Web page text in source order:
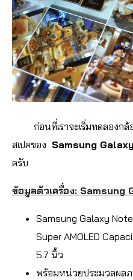
ก่อนที่เราจะเริ่มทดลองกล้
สเปคของ Samsung
ครับ
ข้อมูลตัวเครื่อง: Samsung
Samsung Galaxy
Super AMOLED
5.7 นิ้ว
พร้อมหน่วยประมวลผลภ